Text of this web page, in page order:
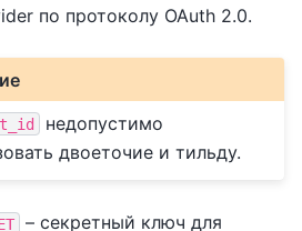
по протоколу OAuth 2.0.
недопустимо
двоеточие и тильду.
– секретный ключ для